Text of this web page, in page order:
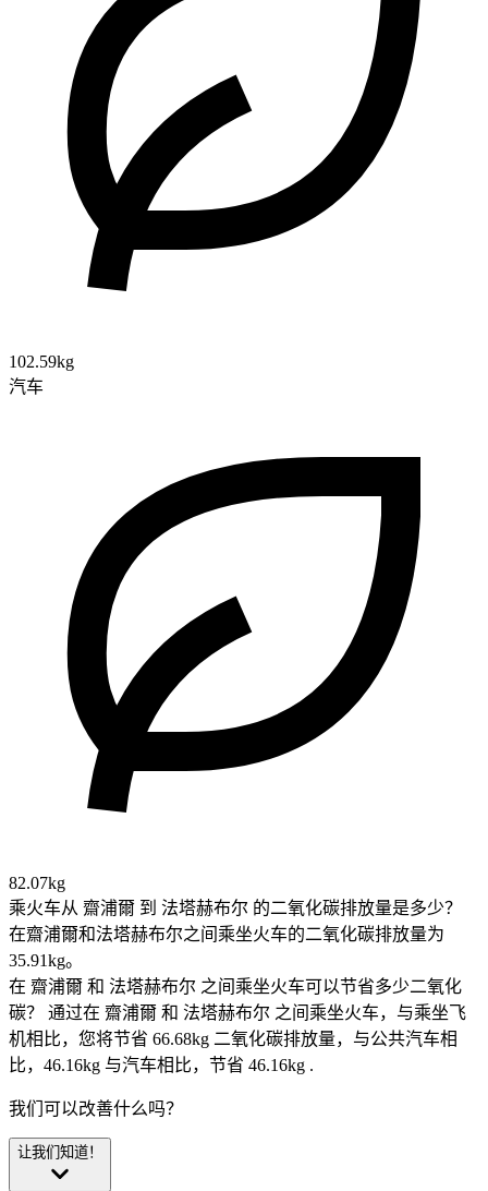
102.59kg
汽车
82.07kg
乘火车从 齋浦爾 到 法塔赫布尔 的二氧化碳排放量是多少？
在齋浦爾和法塔赫布尔之间乘坐火车的二氧化碳排放量为
35.91kg。
在 齋浦爾 和 法塔赫布尔 之间乘坐火车可以节省多少二氧化
碳？
通过在 齋浦爾 和 法塔赫布尔 之间乘坐火车，与乘坐飞
机相比，您将节省 66.68kg 二氧化碳排放量，与公共汽车相
比，46.16kg 与汽车相比，节省 46.16kg .
我们可以改善什么吗？
让我们知道！